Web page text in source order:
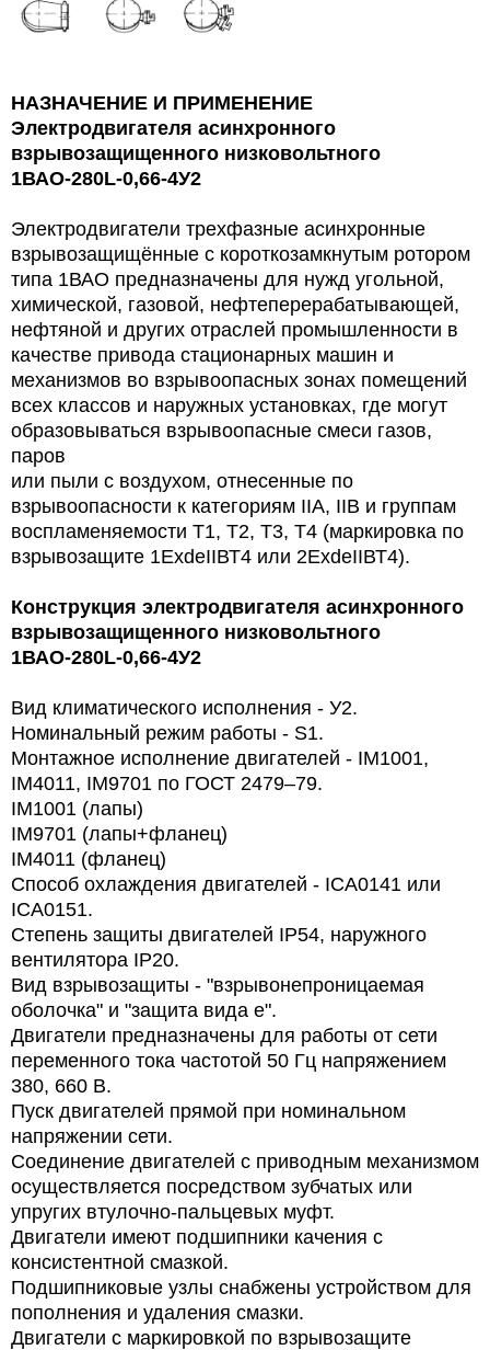
НАЗНАЧЕНИЕ И ПРИМЕНЕНИЕ
Электродвигателя асинхронного
взрывозащищенного низковольтного
1ВАО-280L-0,66-4У2
Электродвигатели трехфазные асинхронные
взрывозащищённые с короткозамкнутым ротором
типа 1ВАО предназначены для нужд угольной,
химической, газовой, нефтеперерабатывающей,
нефтяной и других отраслей промышленности в
качестве привода стационарных машин и
механизмов во взрывоопасных зонах помещений
всех классов и наружных установках, где могут
образовываться взрывоопасные смеси газов,
паров
или пыли с воздухом, отнесенные по
взрывоопасности к категориям IIА, IIВ и группам
воспламеняемости Т1, Т2, Т3, Т4 (маркировка по
взрывозащите 1ЕхdeIIВТ4 или 2ЕхdeIIВТ4).
Конструкция электродвигателя асинхронного
взрывозащищенного низковольтного
1ВАО-280L-0,66-4У2
Вид климатического исполнения - У2.
Номинальный режим работы - S1.
Монтажное исполнение двигателей - IM1001,
IM4011, IM9701 по ГОСТ 2479–79.
IM1001 (лапы)
IM9701 (лапы+фланец)
IM4011 (фланец)
Способ охлаждения двигателей - ICA0141 или
ICA0151.
Степень защиты двигателей IP54, наружного
вентилятора IP20.
Вид взрывозащиты - "взрывонепроницаемая
оболочка" и "защита вида е".
Двигатели предназначены для работы от сети
переменного тока частотой 50 Гц напряжением
380, 660 В.
Пуск двигателей прямой при номинальном
напряжении сети.
Соединение двигателей с приводным механизмом
осуществляется посредством зубчатых или
упругих втулочно-пальцевых муфт.
Двигатели имеют подшипники качения с
консистентной смазкой.
Подшипниковые узлы снабжены устройством для
пополнения и удаления смазки.
Двигатели с маркировкой по взрывозащите